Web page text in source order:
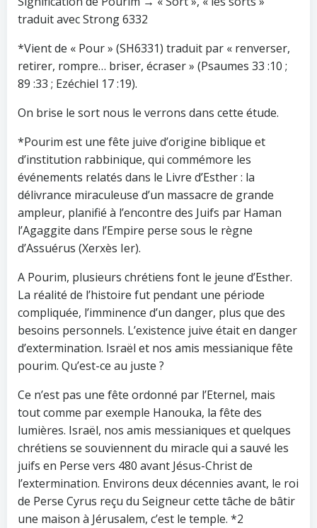
traduit avec Strong 6332
*Vient de « Pour » (SH6331) traduit par « renverser,
retirer, rompre… briser, écraser » (Psaumes 33 :10 ;
89 :33 ; Ezéchiel 17 :19).
On brise le sort nous le verrons dans cette étude.
*Pourim est une fête juive d’origine biblique et
d’institution rabbinique, qui commémore les
événements relatés dans le Livre d’Esther : la
délivrance miraculeuse d’un massacre de grande
ampleur, planifié à l’encontre des Juifs par Haman
l’Agaggite dans l’Empire perse sous le règne
d’Assuérus (Xerxès Ier).
A Pourim, plusieurs chrétiens font le jeune d’Esther.
La réalité de l’histoire fut pendant une période
compliquée, l’imminence d’un danger, plus que des
besoins personnels. L’existence juive était en danger
d’extermination. Israël et nos amis messianique fête
pourim. Qu’est-ce au juste ?
Ce n’est pas une fête ordonné par l’Eternel, mais
tout comme par exemple Hanouka, la fête des
lumières. Israël, nos amis messianiques et quelques
chrétiens se souviennent du miracle qui a sauvé les
juifs en Perse vers 480 avant Jésus-Christ de
l’extermination. Environs deux décennies avant, le roi
de Perse Cyrus reçu du Seigneur cette tâche de bâtir
une maison à Jérusalem, c’est le temple. *2